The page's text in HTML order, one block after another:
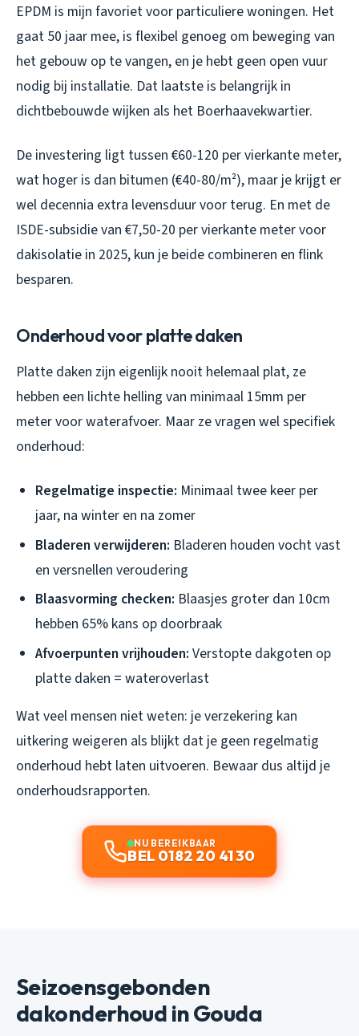
EPDM is mijn favoriet voor particuliere woningen. Het
gaat 50 jaar mee, is flexibel genoeg om beweging van
het gebouw op te vangen, en je hebt geen open vuur
nodig bij installatie. Dat laatste is belangrijk in
dichtbebouwde wijken als het Boerhaavekwartier.
De investering ligt tussen €60-120 per vierkante meter,
wat hoger is dan bitumen (€40-80/m²), maar je krijgt er
wel decennia extra levensduur voor terug. En met de
ISDE-subsidie van €7,50-20 per vierkante meter voor
dakisolatie in 2025, kun je beide combineren en flink
besparen.
Onderhoud voor platte daken
Platte daken zijn eigenlijk nooit helemaal plat, ze
hebben een lichte helling van minimaal 15mm per
meter voor waterafvoer. Maar ze vragen wel specifiek
onderhoud:
Regelmatige inspectie: Minimaal twee keer per
jaar, na winter en na zomer
Bladeren verwijderen: Bladeren houden vocht vast
en versnellen veroudering
Blaasvorming checken: Blaasjes groter dan 10cm
hebben 65% kans op doorbraak
Afvoerpunten vrijhouden: Verstopte dakgoten op
platte daken = wateroverlast
Wat veel mensen niet weten: je verzekering kan
uitkering weigeren als blijkt dat je geen regelmatig
onderhoud hebt laten uitvoeren. Bewaar dus altijd je
onderhoudsrapporten.
NU BEREIKBAAR
BEL 0182 20 41 30
Seizoensgebonden
dakonderhoud in Gouda